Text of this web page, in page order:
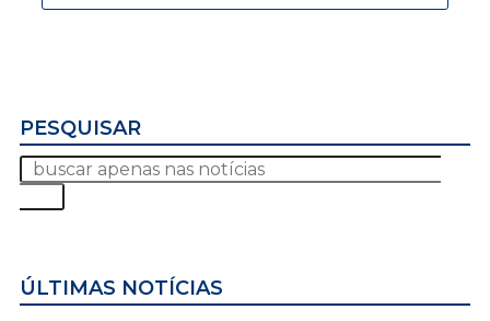
PESQUISAR
ÚLTIMAS NOTÍCIAS